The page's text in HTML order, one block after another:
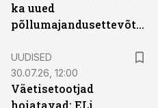
ka uued
põllumajandusettevõtted
UUDISED
30.07.26, 12:00
Väetisetootjad
hoiatavad: ELi